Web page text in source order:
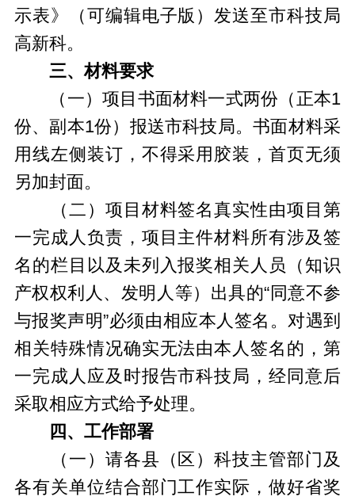
示表》（可编辑电子版）发送至市科技局
高新科。
三、材料要求
（一）项目书面材料一式两份（正本1
份、副本1份）报送市科技局。书面材料采
用线左侧装订，不得采用胶装，首页无须
另加封面。
（二）项目材料签名真实性由项目第
一完成人负责，项目主件材料所有涉及签
名的栏目以及未列入报奖相关人员（知识
产权权利人、发明人等）出具的“同意不参
与报奖声明”必须由相应本人签名。对遇到
相关特殊情况确实无法由本人签名的，第
一完成人应及时报告市科技局，经同意后
采取相应方式给予处理。
四、工作部署
（一）请各县（区）科技主管部门及
各有关单位结合部门工作实际，做好省奖